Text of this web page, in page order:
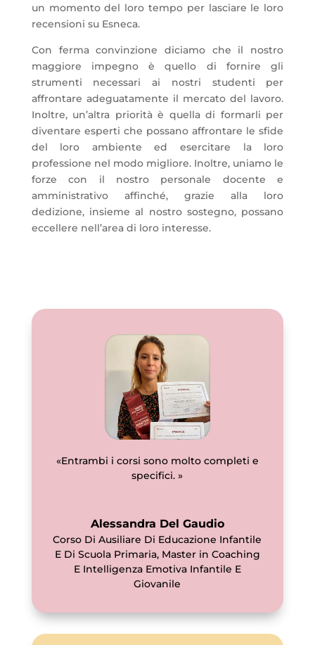
un momento del loro tempo per lasciare le loro
recensioni su Esneca.
Con ferma convinzione diciamo che il nostro
maggiore impegno è quello di fornire gli
strumenti necessari ai nostri studenti per
affrontare adeguatamente il mercato del lavoro.
Inoltre, un’altra priorità è quella di formarli per
diventare esperti che possano affrontare le sfide
del loro ambiente ed esercitare la loro
professione nel modo migliore. Inoltre, uniamo le
forze con il nostro personale docente e
amministrativo affinché, grazie alla loro
dedizione, insieme al nostro sostegno, possano
eccellere nell’area di loro interesse.
«Entrambi i corsi sono molto completi e
specifici. »
Alessandra Del Gaudio
Corso Di Ausiliare Di Educazione Infantile
E Di Scuola Primaria, Master in Coaching
E Intelligenza Emotiva Infantile E
Giovanile